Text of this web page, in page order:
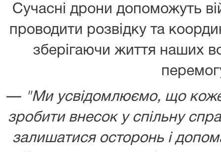
Сучасні дрони допоможуть
проводити розвідку та
зберігаючи життя наших
— "Ми усвідомлюємо, що
зробити внесок у спільну
залишатися осторонь і